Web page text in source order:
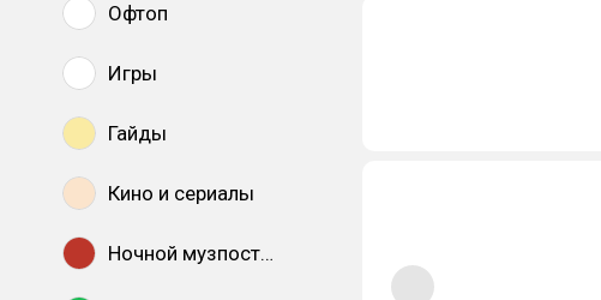
Офтоп
Игры
Гайды
Кино и сериалы
Ночной музпостинг